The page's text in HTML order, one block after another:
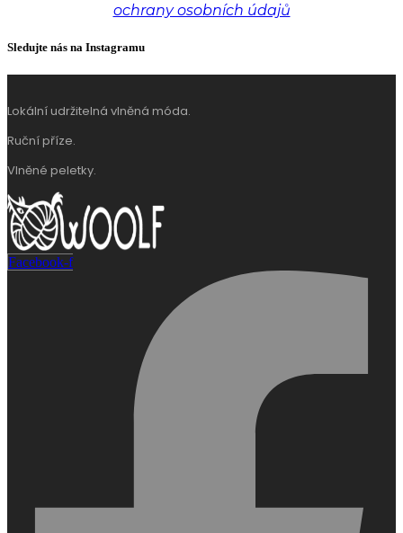
ochrany osobních údajů
Sledujte nás na Instagramu
Lokální udržitelná vlněná móda.
Ruční příze.
Vlněné peletky.
Facebook-f